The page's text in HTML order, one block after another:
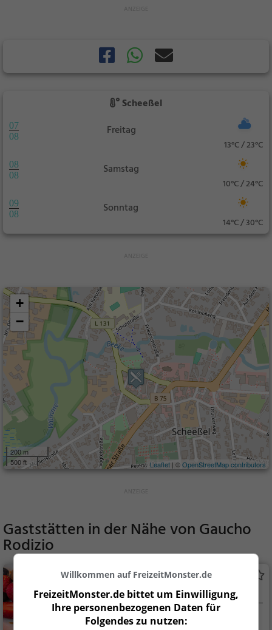
Scheeßel
07
08
Freitag
13°C / 23°C
08
08
Samstag
10°C / 24°C
09
08
Sonntag
14°C / 30°C
+
−
200 m
500 ft
Leaflet | ©OpenStreetMap contributors
Gaststätten in der Nähe vonGaucho
Rodizio
Eiscafé Venezia
Eiscafé / Eisdiele in Scheeßel
Scheeßel
Willkommen auf FreizeitMonster.de
FreizeitMonster.de bittet um Einwilligung,
Ihre personenbezogenen Daten für
Folgendes zu nutzen: